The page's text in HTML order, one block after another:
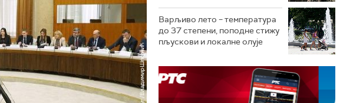
Варљиво лето – температура
до 37 степени, поподне стижу
пљускови и локалне олује